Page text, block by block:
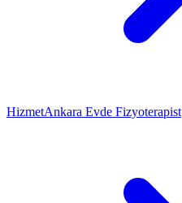
HizmetAnkara Evde Fizyoterapist